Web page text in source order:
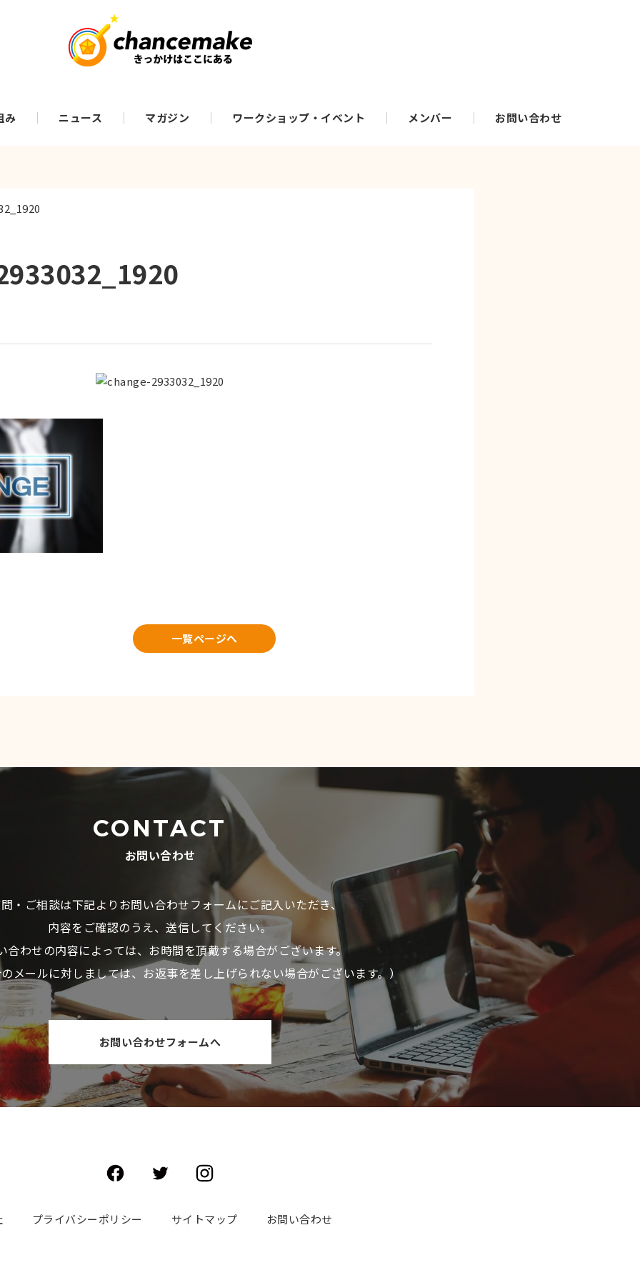
み ニュース マガジン ワークショップ・イベント メンバー お問い合わせ
一覧ページへ
CONTACT
お問い合わせ
・ご相談は下記よりお問い合わせフォームにご記入いただき、
内容をご確認のうえ、送信してください。
合わせの内容によっては、お時間を頂戴する場合がございます。
メールに対しましては、お返事を差し上げられない場合がございます。）
お問い合わせフォームへ
プライバシーポリシー サイトマップ お問い合わせ